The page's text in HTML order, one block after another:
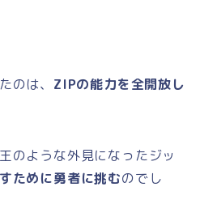
のは、 ZIPの能力を全開放し
のような外見になったジッ
ために勇者に挑むのでし